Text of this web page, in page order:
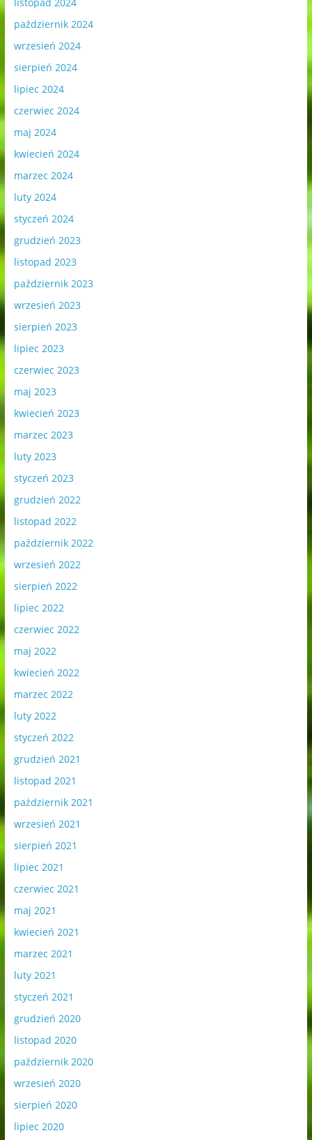
październik 2024
wrzesień 2024
sierpień 2024
lipiec 2024
czerwiec 2024
maj 2024
kwiecień 2024
marzec 2024
luty 2024
styczeń 2024
grudzień 2023
listopad 2023
październik 2023
wrzesień 2023
sierpień 2023
lipiec 2023
czerwiec 2023
maj 2023
kwiecień 2023
marzec 2023
luty 2023
styczeń 2023
grudzień 2022
listopad 2022
październik 2022
wrzesień 2022
sierpień 2022
lipiec 2022
czerwiec 2022
maj 2022
kwiecień 2022
marzec 2022
luty 2022
styczeń 2022
grudzień 2021
listopad 2021
październik 2021
wrzesień 2021
sierpień 2021
lipiec 2021
czerwiec 2021
maj 2021
kwiecień 2021
marzec 2021
luty 2021
styczeń 2021
grudzień 2020
listopad 2020
październik 2020
wrzesień 2020
sierpień 2020
lipiec 2020